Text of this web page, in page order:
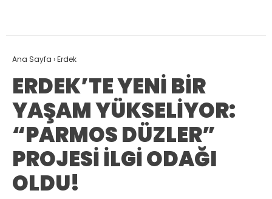
Ana Sayfa ›Erdek
ERDEK’TE YENİ BİR
YAŞAM YÜKSELİYOR:
“PARMOS DÜZLER”
PROJESİ İLGİ ODAĞI
OLDU!